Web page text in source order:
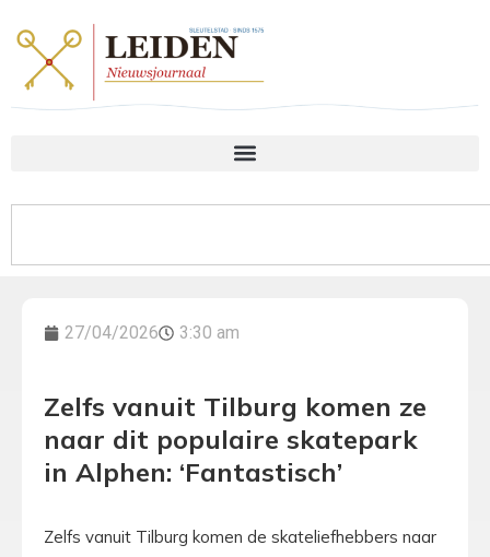
27/04/2026 3:30 am
Zelfs vanuit Tilburg komen ze
naar dit populaire skatepark
in Alphen: ‘Fantastisch’
Zelfs vanuit Tilburg komen de skateliefhebbers naar